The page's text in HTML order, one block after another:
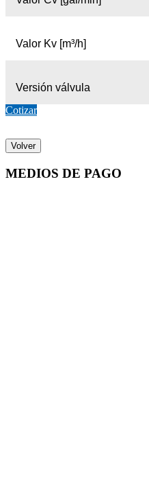
Valor Kv [m³/h]
Versión válvula
Cotizar
Volver
MEDIOS DE PAGO